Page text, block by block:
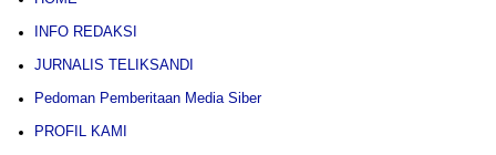
INFO REDAKSI
JURNALIS TELIKSANDI
Pedoman Pemberitaan Media Siber
PROFIL KAMI